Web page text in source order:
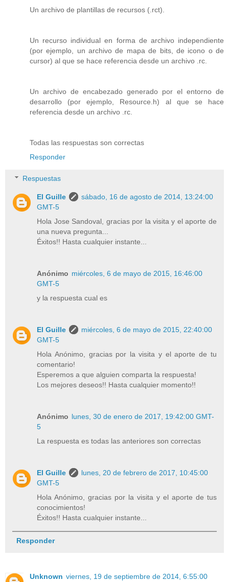
Un archivo de plantillas de recursos (.rct).
Un recurso individual en forma de archivo independiente
(por ejemplo, un archivo de mapa de bits, de icono o de
cursor) al que se hace referencia desde un archivo .rc.
Un archivo de encabezado generado por el entorno de
desarrollo (por ejemplo, Resource.h) al que se hace
referencia desde un archivo .rc.
Todas las respuestas son correctas
Responder
Respuestas
El Guille
sábado, 16 de agosto de 2014, 13:24:00
GMT-5
Hola Jose Sandoval, gracias por la visita y el aporte de
una nueva pregunta...
Éxitos!! Hasta cualquier instante...
Anónimo miércoles, 6 de mayo de 2015, 16:46:00
GMT-5
y la respuesta cual es
El Guille
miércoles, 6 de mayo de 2015, 22:40:00
GMT-5
Hola Anónimo, gracias por la visita y el aporte de tu
comentario!
Esperemos a que alguien comparta la respuesta!
Los mejores deseos!! Hasta cualquier momento!!
Anónimo lunes, 30 de enero de 2017, 19:42:00 GMT-
5
La respuesta es todas las anteriores son correctas
El Guille
lunes, 20 de febrero de 2017, 10:45:00
GMT-5
Hola Anónimo, gracias por la visita y el aporte de tus
conocimientos!
Éxitos!! Hasta cualquier instante...
Responder
Unknown viernes, 19 de septiembre de 2014, 6:55:00